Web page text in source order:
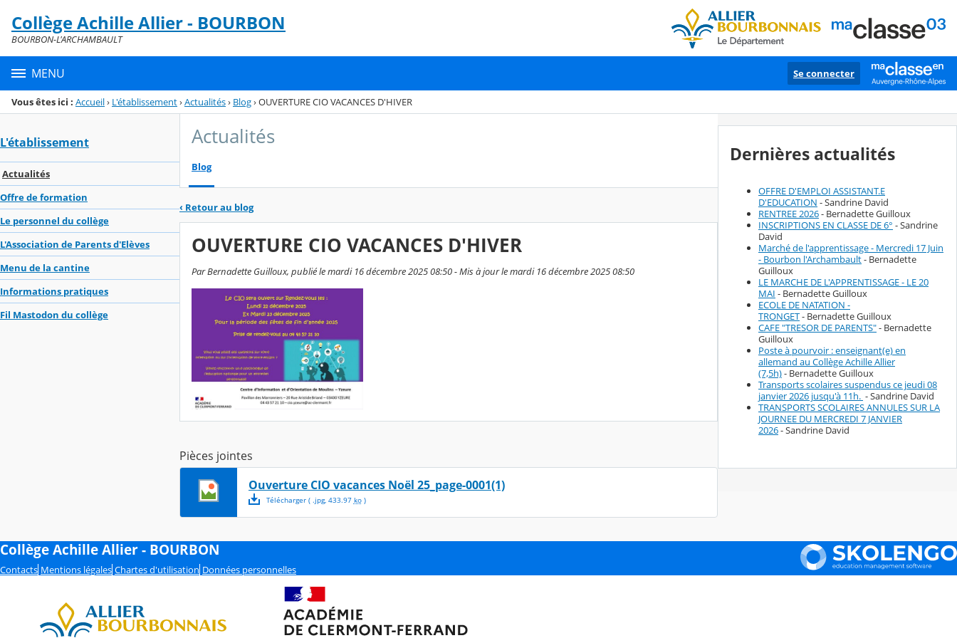
Menu de la rubrique
Contenu
Collège Achille Allier - BOURBON
BOURBON-L'ARCHAMBAULT
MENU Se connecter
Vous êtes ici : Accueil› L'établissement›Actualités› Blog›OUVERTURE CIO VACANCES D'HIVER
L'établissement
Actualités
Offre de formation
Le personnel du collège
L'Association de Parents d'Elèves
Menu de la cantine
Informations pratiques
Fil Mastodon du collège
Actualités
Blog
‹ Retour au blog
OUVERTURE CIO VACANCES D'HIVER
Par Bernadette Guilloux, publié le mardi 16 décembre 2025 08:50 - Mis à jour le mardi 16 décembre 2025 08:50
Pièces jointes
Ouverture CIO vacances Noël 25_page-0001(1)
Télécharger( .jpg, 433.97 ko)
Dernières actualités
OFFRE D'EMPLOI ASSISTANT.E
D'EDUCATION - Sandrine David
RENTREE 2026- Bernadette Guilloux
INSCRIPTIONS EN CLASSE DE 6° - Sandrine
David
Marché de l'apprentissage - Mercredi 17 Juin
- Bourbon l'Archambault- Bernadette
Guilloux
LE MARCHE DE L'APPRENTISSAGE - LE 20
MAI - Bernadette Guilloux
ECOLE DE NATATION -
TRONGET- Bernadette Guilloux
CAFE "TRESOR DE PARENTS"- Bernadette
Guilloux
Poste à pourvoir : enseignant(e) en
allemand au Collège Achille Allier
(7,5h)- Bernadette Guilloux
Transports scolaires suspendus ce jeudi 08
janvier 2026 jusqu'à 11h. - Sandrine David
TRANSPORTS SCOLAIRES ANNULES SUR LA
JOURNEE DU MERCREDI 7 JANVIER
2026- Sandrine David
Collège Achille Allier - BOURBON
Contacts Mentions légales Chartes d'utilisation Données personnelles